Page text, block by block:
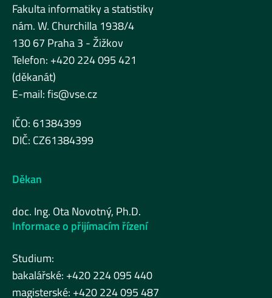
Fakulta informatiky a statistiky
nám. W. Churchilla 1938/4
130 67 Praha 3 - Žižkov
Telefon: +420 224 095 421
(děkanát)
E-mail:fis@vse.cz
IČO: 61384399
DIČ: CZ61384399
Děkan
doc. Ing. Ota Novotný, Ph.D.
Informace o přijímacím řízení
Studium:
bakalářské: +420 224 095 440
magisterské: +420 224 095 487